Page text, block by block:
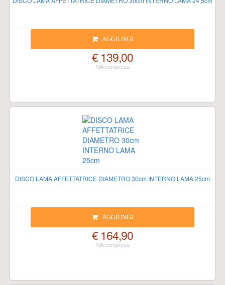
AGGIUNGI
€ 139,00
DISCO LAMA AFFETTATRICE DIAMETRO 30cm INTERNO LAMA 25cm
AGGIUNGI
€ 164,90